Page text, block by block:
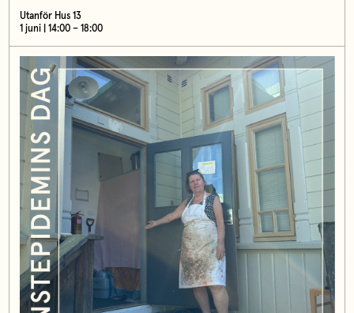
Utanför Hus 13
1 juni | 14:00 – 18:00